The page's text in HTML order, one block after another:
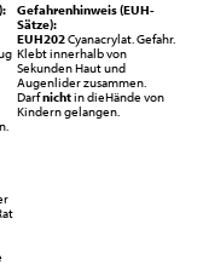
Gefahrenhinweis (EUH-
Sätze):
EUH202Cyanacrylat. Gefahr.
Klebt innerhalb von
Sekunden Haut und
Augenlider zusammen.
Darfnichtin dieHände von
Kindern gelangen.